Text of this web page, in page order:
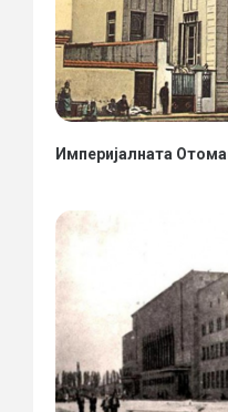
Империјалната